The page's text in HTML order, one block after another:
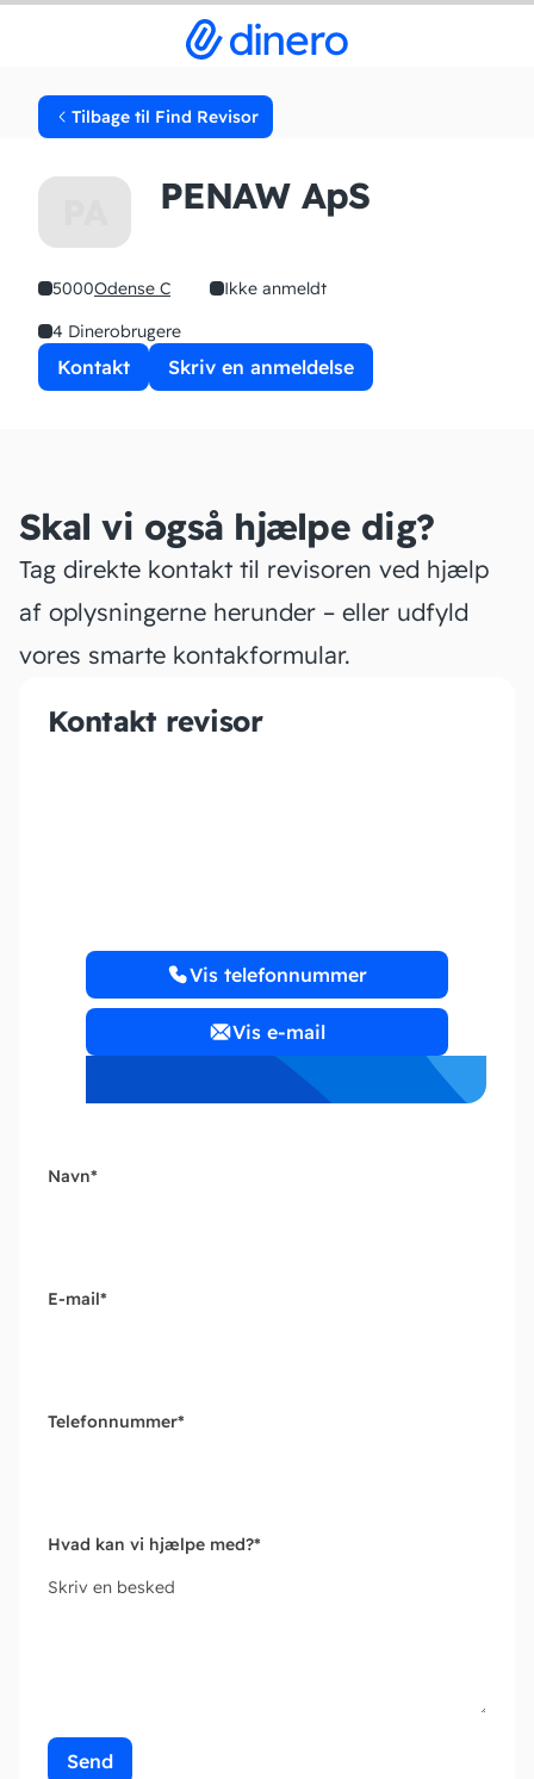
Tilbage til Find Revisor
PENAW ApS
5000Odense C
Ikke anmeldt
4 Dinerobrugere
Kontakt Skriv en anmeldelse
Skal vi også hjælpe dig?
Tag direkte kontakt til revisoren ved hjælp
af oplysningerne herunder – eller udfyld
vores smarte kontakformular.
Kontakt revisor
Vis telefonnummer
Vis e-mail
Navn*
E-mail*
Telefonnummer*
Hvad kan vi hjælpe med?*
Skriv en besked
Send